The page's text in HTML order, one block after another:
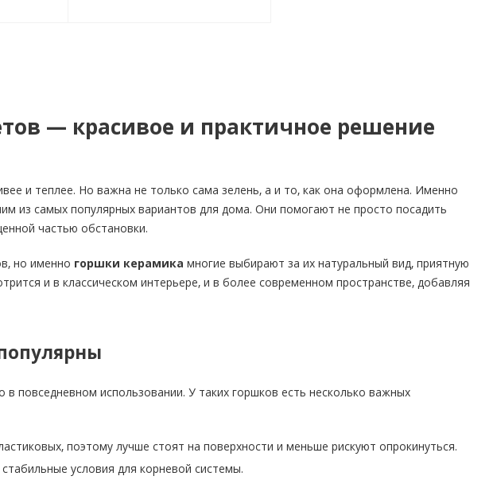
— красивое и практичное решение
и теплее. Но важна не только сама зелень, а и то, как она оформлена. Именно
из самых популярных вариантов для дома. Они помогают не просто посадить
частью обстановки.
но именно горшки керамика многие выбирают за их натуральный вид, приятную
и в классическом интерьере, и в более современном пространстве, добавляя
повседневном использовании. У таких горшков есть несколько важных
поэтому лучше стоят на поверхности и меньше рискуют опрокинуться.
условия для корневой системы.